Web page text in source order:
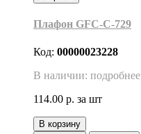
Плафон GFC-C-729
Код: 00000023228
В наличии: подробнее
114.00 р. за шт
В корзину